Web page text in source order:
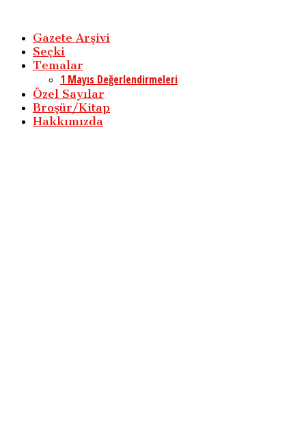
Gazete Arşivi
Seçki
Temalar
1 Mayıs Değerlendirmeleri
Özel Sayılar
Broşür/Kitap
Hakkımızda